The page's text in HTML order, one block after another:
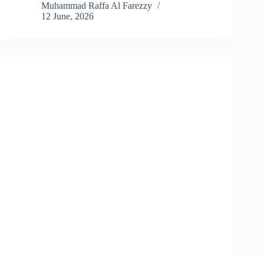
Muhammad Raffa Al Farezzy
12 June, 2026